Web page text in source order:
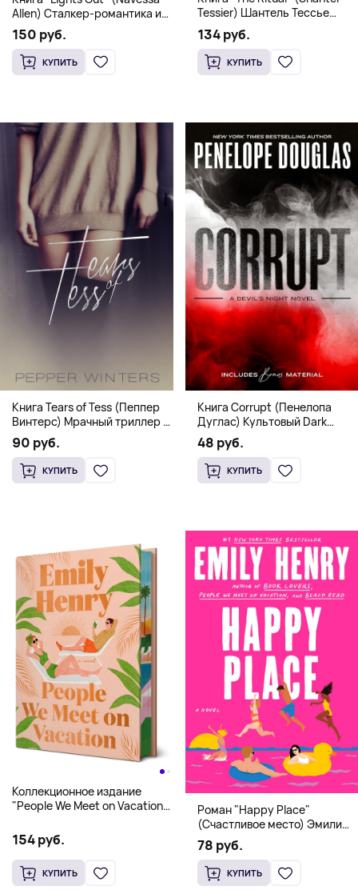
Allen) Сталкер-романтика и
человек в маске (18+)
150 руб.
КУПИТЬ
Tessier) Шантель Тессье
Экстремальный дарк-
романс бестселлер (18+)
134 руб.
КУПИТЬ
Книга Tears of Tess (Пеппер
Винтерс) Мрачный триллер о
выживании и страсти (18+)
90 руб.
КУПИТЬ
Книга Corrupt (Пенелопа
Дуглас) Культовый Dark
Romance бестселлер (18+)
48 руб.
КУПИТЬ
Коллекционное издание
"People We Meet on Vacation"
Hardcover
154 руб.
КУПИТЬ
Роман "Happy Place"
(Счастливое место) Эмили
Генри | Твердый переплет
78 руб.
КУПИТЬ